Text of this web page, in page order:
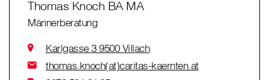
Thomas Knoch BA MA
Männerberatung
Karlgasse 3 9500 Villach
thomas.knoch(at)caritas-kaernten.at